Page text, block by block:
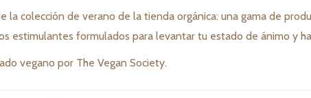
la colección de verano de la tienda orgánica: una gama de
estimulantes formulados para levantar tu estado de ánimo y
vegano por The Vegan Society.